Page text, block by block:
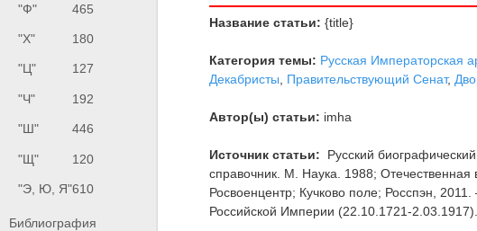
"Ф" 465
"Х" 180
"Ц" 127
"Ч" 192
"Ш" 446
"Щ" 120
"Э, Ю, Я"610
Библиография
Название статьи: {title}
Категория темы: Русская Императорская
Декабристы
Правительствующий Сенат,
Автор(ы) статьи: imha
Источник статьи:
Русский
справочник. М. Наука. 1988;
Росвоенцентр; Кучково поле; Росспэн,
Российской Империи (22.10.1721-